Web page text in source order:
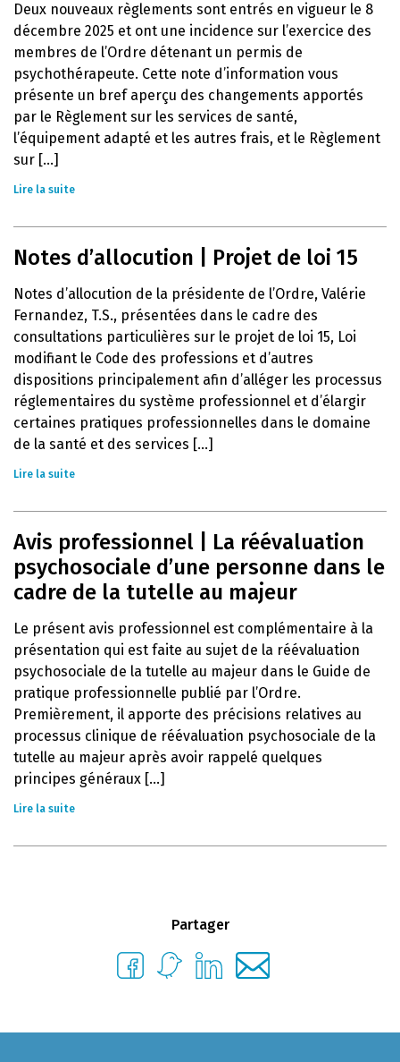
Deux nouveaux règlements sont entrés en vigueur le 8
décembre 2025 et ont une incidence sur l’exercice des
membres de l’Ordre détenant un permis de
psychothérapeute. Cette note d’information vous
présente un bref aperçu des changements apportés
par le Règlement sur les services de santé,
l’équipement adapté et les autres frais, et le Règlement
sur [...]
Lire la suite
Notes d’allocution | Projet de loi 15
Notes d’allocution de la présidente de l’Ordre, Valérie
Fernandez, T.S., présentées dans le cadre des
consultations particulières sur le projet de loi 15, Loi
modifiant le Code des professions et d’autres
dispositions principalement afin d’alléger les processus
réglementaires du système professionnel et d’élargir
certaines pratiques professionnelles dans le domaine
de la santé et des services [...]
Lire la suite
Avis professionnel | La réévaluation
psychosociale d’une personne dans le
cadre de la tutelle au majeur
Le présent avis professionnel est complémentaire à la
présentation qui est faite au sujet de la réévaluation
psychosociale de la tutelle au majeur dans le Guide de
pratique professionnelle publié par l’Ordre.
Premièrement, il apporte des précisions relatives au
processus clinique de réévaluation psychosociale de la
tutelle au majeur après avoir rappelé quelques
principes généraux [...]
Lire la suite
Partager